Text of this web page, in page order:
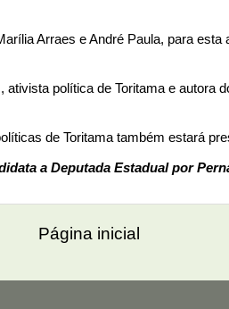
Arraes e André Paula, para
política de Toritama e autora
de Toritama também estará
a Deputada Estadual por
Página inicial